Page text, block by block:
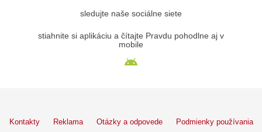
sledujte naše sociálne siete
stiahnite si aplikáciu a čítajte Pravdu pohodlne aj v
mobile
Kontakty Reklama Otázky a odpovede Podmienky používania